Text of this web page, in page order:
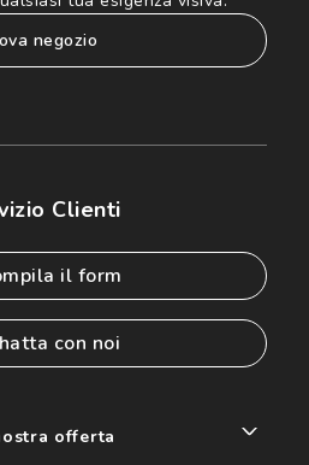
negozio
Clienti
il form
con noi
offerta